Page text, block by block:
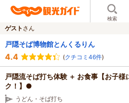
検索
ゲスト さん
戸隠そば博物館とんくるりん
4.4 (クチコミ46件)
戸隠流そば打ち体験 ＋ お食事【お子
ク！】●
うどん・そば打ち